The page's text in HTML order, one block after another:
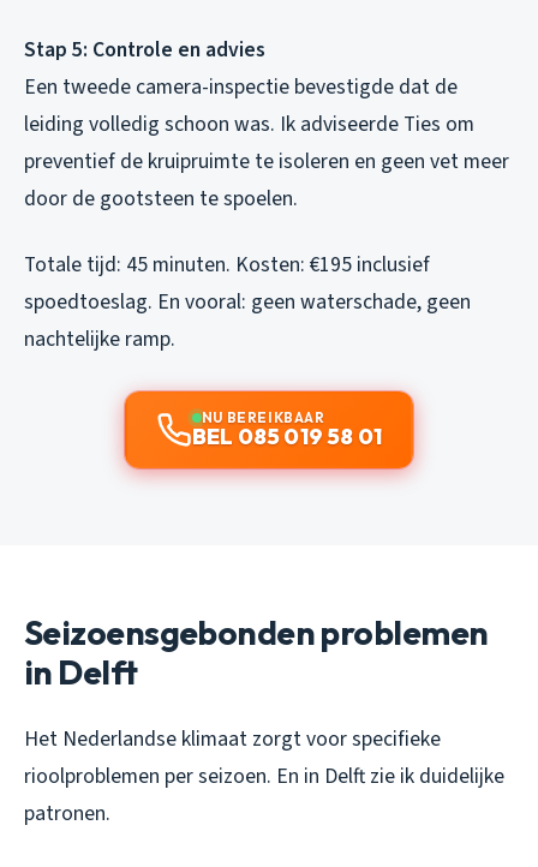
Stap 5: Controle en advies
Een tweede camera-inspectie bevestigde dat de
leiding volledig schoon was. Ik adviseerde Ties om
preventief de kruipruimte te isoleren en geen vet meer
door de gootsteen te spoelen.
Totale tijd: 45 minuten. Kosten: €195 inclusief
spoedtoeslag. En vooral: geen waterschade, geen
nachtelijke ramp.
NU BEREIKBAAR
BEL 085 019 58 01
Seizoensgebonden problemen
in Delft
Het Nederlandse klimaat zorgt voor specifieke
rioolproblemen per seizoen. En in Delft zie ik duidelijke
patronen.